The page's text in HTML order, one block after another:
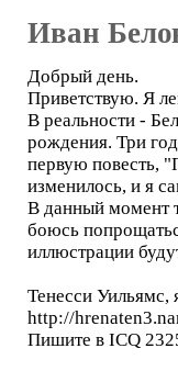
Иван
Добрый день.
Приветствую. Я
В реальности -
рождения. Три
первую повесть,
изменилось, и я
В данный момент
боюсь
иллюстрации
Тенесси Уильямс,
http://
Пишите в ICQ